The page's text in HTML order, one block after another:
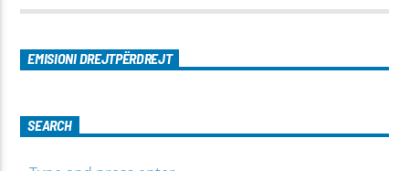
EMISIONI DREJTPËRDREJT
SEARCH